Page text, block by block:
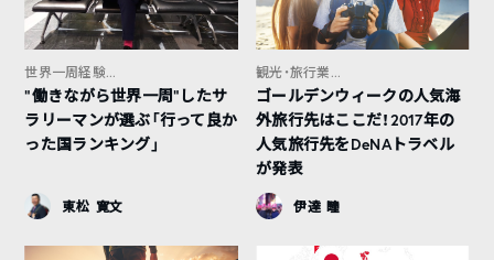
世界一周経験...
“働きながら世界一周”したサ
ラリーマンが選ぶ「行って良か
った国ランキング」
東松 寛文
観光・旅行業...
ゴールデンウィークの人気海
外旅行先はここだ！2017年の
人気旅行先をDeNAトラベル
が発表
伊達 瞳